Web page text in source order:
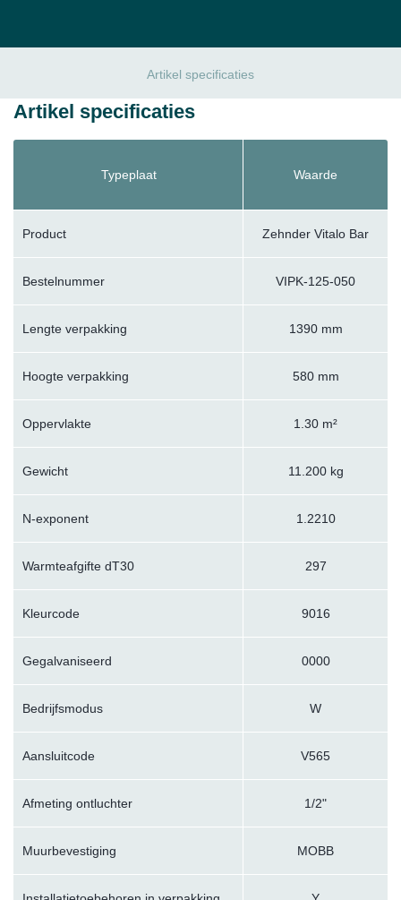
Artikel specificaties
Artikel specificaties
Typeplaat Waarde
Product Zehnder Vitalo Bar
Bestelnummer VIPK-125-050
Lengte verpakking 1390 mm
Hoogte verpakking 580 mm
Oppervlakte 1.30 m²
Gewicht 11.200 kg
N-exponent 1.2210
Warmteafgifte dT30 297
Kleurcode 9016
Gegalvaniseerd 0000
Bedrijfsmodus W
Aansluitcode V565
Afmeting ontluchter 1/2"
Muurbevestiging MOBB